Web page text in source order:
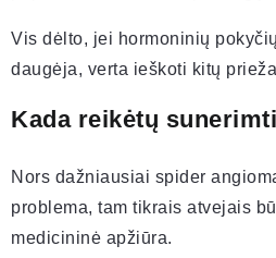
Vis dėlto, jei hormoninių
daugėja, verta ieškoti kitų
Kada reikėtų
Nors dažniausiai spider
problema, tam tikrais atvejais
medicininė apžiūra.